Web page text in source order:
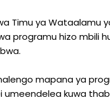
Timu ya Wataalamu
programu hizo mbili
mapana ya
kuwa